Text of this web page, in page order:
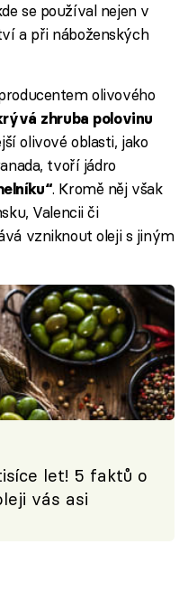
se používal nejen v
a při náboženských
olivového
zhruba polovinu
olivové oblasti, jako
tvoří jádro
. Kromě něj však
Valencii či
vzniknout oleji s jiným
let! 5 faktů o
vás asi